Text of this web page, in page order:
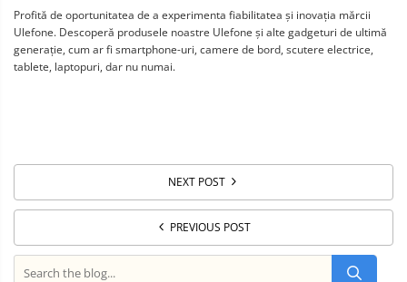
Profită de oportunitatea de a experimenta fiabilitatea și inovația mărcii
Ulefone. Descoperă produsele noastre Ulefone și alte gadgeturi de ultimă
generație, cum ar fi smartphone-uri, camere de bord, scutere electrice,
tablete, laptopuri, dar nu numai.
NEXT POST
PREVIOUS POST